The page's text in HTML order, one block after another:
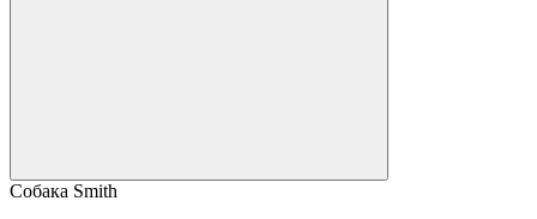
Собака Smith